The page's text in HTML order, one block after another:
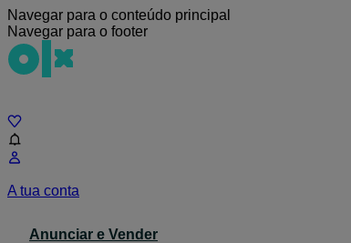
Navegar para o conteúdo principal
Navegar para o footer
A tua conta
Anunciar e Vender